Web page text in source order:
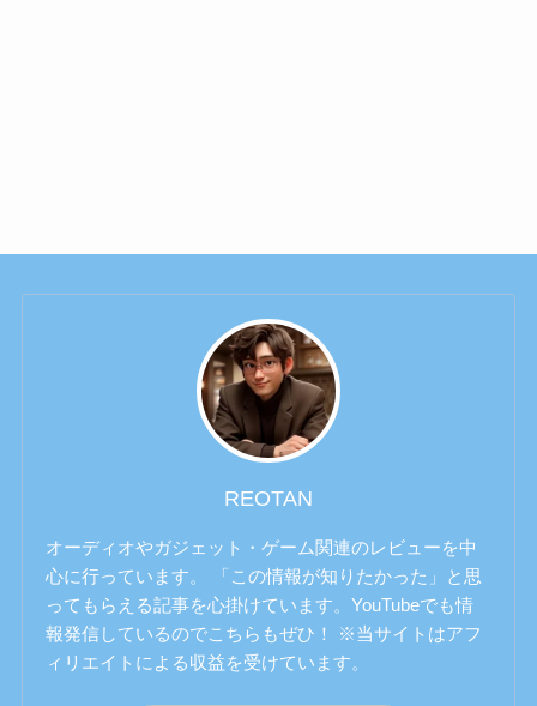
REOTAN
オーディオやガジェット・ゲーム関連のレビューを中
心に行っています。 「この情報が知りたかった」と思
ってもらえる記事を心掛けています。YouTubeでも情
報発信しているのでこちらもぜひ！ ※当サイトはアフ
ィリエイトによる収益を受けています。